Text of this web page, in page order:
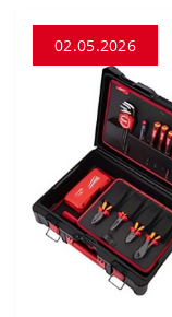
02.05.2026